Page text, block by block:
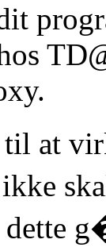
at
ikke
dette